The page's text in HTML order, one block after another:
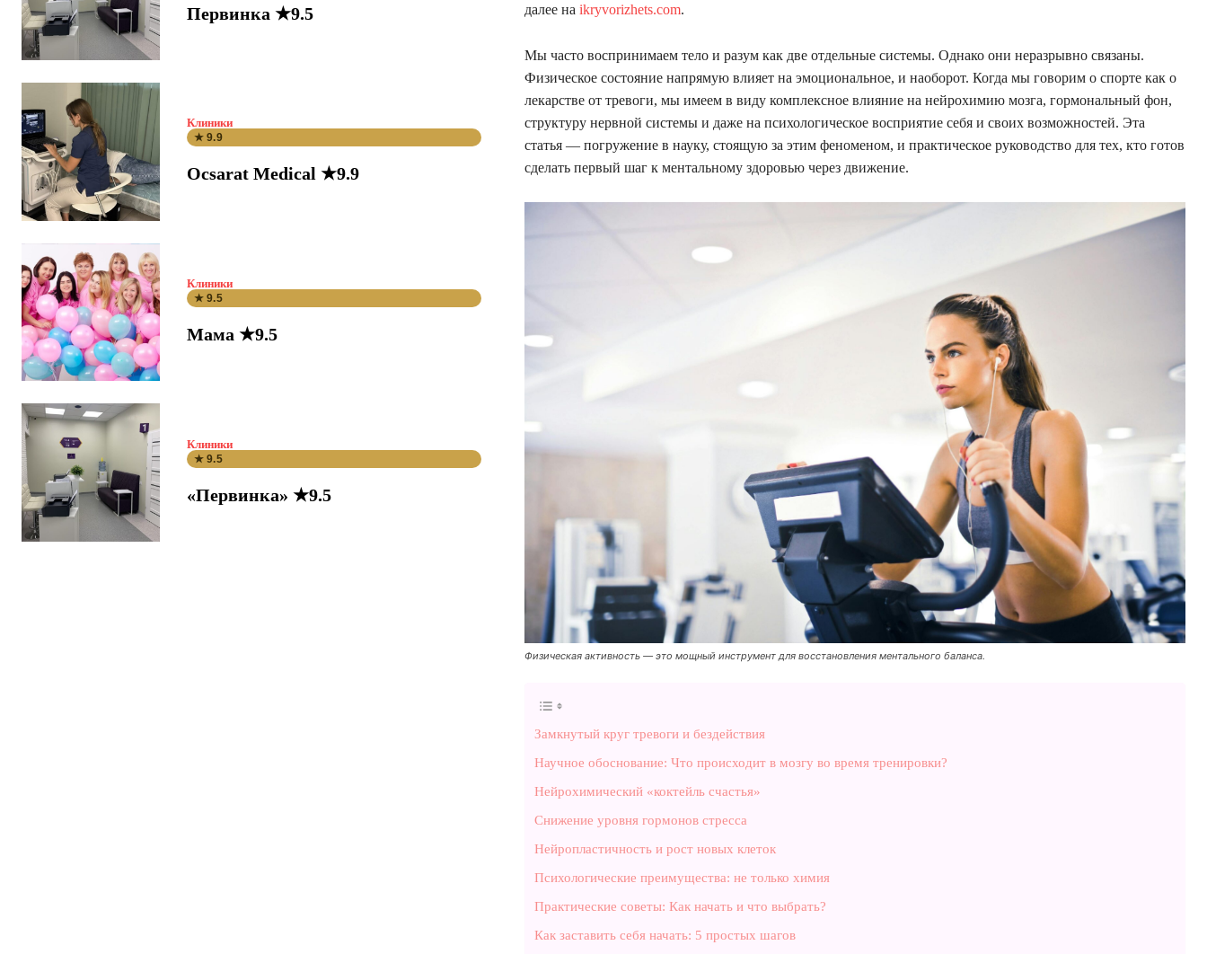
Первинка ★9.5
Клиники
★ 9.9
Ocsarat Medical ★9.9
Клиники
★ 9.5
Мама ★9.5
Клиники
★ 9.5
«Первинка» ★9.5
далее на ikryvorizhets.com.
Мы часто воспринимаем тело и разум как две отдельные системы. Однако они неразрывно связаны.
Физическое состояние напрямую влияет на эмоциональное, и наоборот. Когда мы говорим о спорте как о
лекарстве от тревоги, мы имеем в виду комплексное влияние на нейрохимию мозга, гормональный фон,
структуру нервной системы и даже на психологическое восприятие себя и своих возможностей. Эта
статья — погружение в науку, стоящую за этим феноменом, и практическое руководство для тех, кто готов
сделать первый шаг к ментальному здоровью через движение.
Физическая активность — это мощный инструмент для восстановления ментального баланса.
Замкнутый круг тревоги и бездействия
Научное обоснование: Что происходит в мозгу во время тренировки?
Нейрохимический «коктейль счастья»
Снижение уровня гормонов стресса
Нейропластичность и рост новых клеток
Психологические преимущества: не только химия
Практические советы: Как начать и что выбрать?
Как заставить себя начать: 5 простых шагов